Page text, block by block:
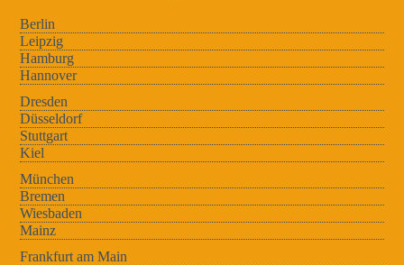
Berlin
Leipzig
Hamburg
Hannover
Dresden
Düsseldorf
Stuttgart
Kiel
München
Bremen
Wiesbaden
Mainz
Frankfurt am Main